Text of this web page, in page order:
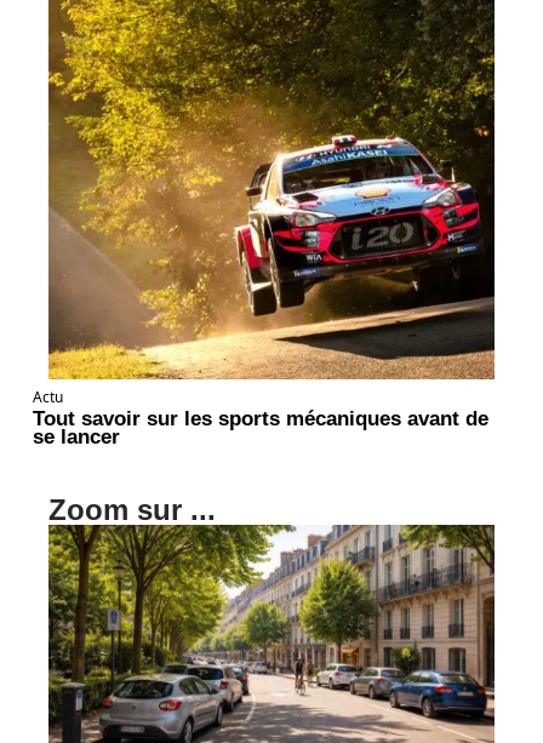
Actu
Tout savoir sur les sports mécaniques avant de
se lancer
Zoom sur ...